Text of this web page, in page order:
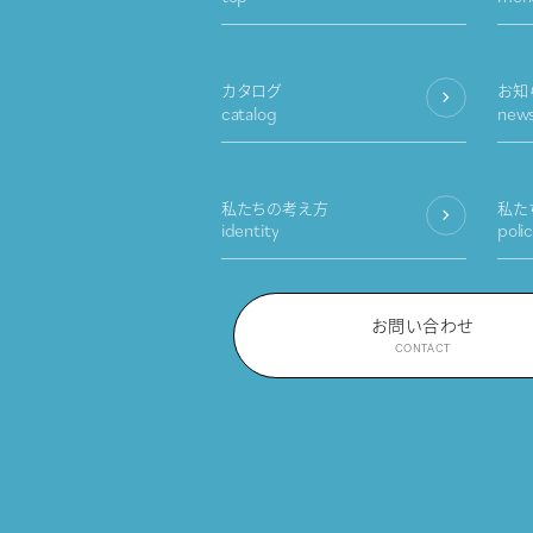
カタログ
catalog
お知
私たちの考え方
identity
私た
お問い合わせ
CONTACT